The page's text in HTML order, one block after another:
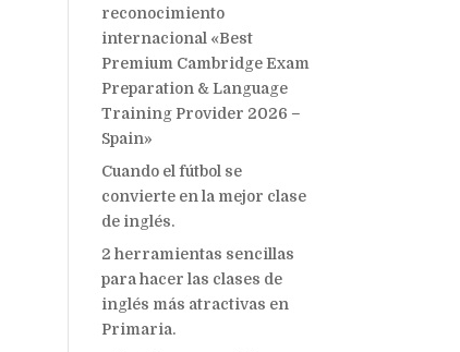
reconocimiento
internacional «Best
Premium Cambridge Exam
Preparation & Language
Training Provider 2026 –
Spain»
Cuando el fútbol se
convierte en la mejor clase
de inglés.
2 herramientas sencillas
para hacer las clases de
inglés más atractivas en
Primaria.